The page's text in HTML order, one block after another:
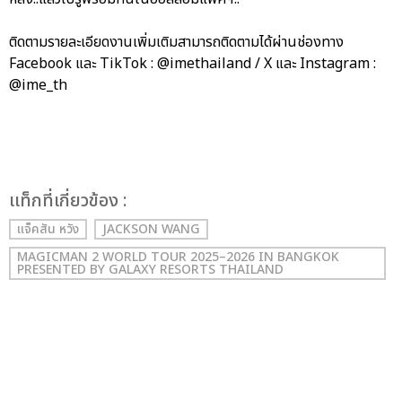
ติดตามรายละเอียดงานเพิ่มเติมสามารถติดตามได้ผ่านช่องทาง
Facebook และ TikTok : @imethailand / X และ Instagram :
@ime_th
เเท็กที่เกี่ยวข้อง :
แจ็คสัน หวัง
JACKSON WANG
MAGICMAN 2 WORLD TOUR 2025–2026 IN BANGKOK
PRESENTED BY GALAXY RESORTS THAILAND